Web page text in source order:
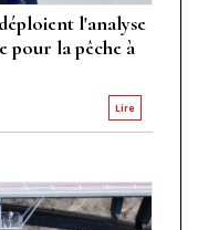
l'analyse
pour la pêche à
Lire